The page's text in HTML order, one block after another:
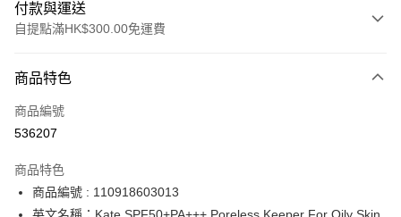
付款與運送
自提點滿HK$300.00免運費
信用卡
Apple Pay
PayMe
商品特色
商品編號
536207
商品特色
商品編號 : 110918603013